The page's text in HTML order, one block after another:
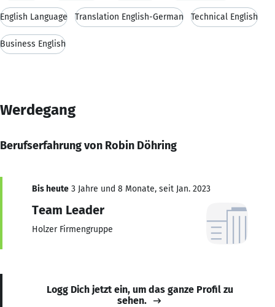
English Language Translation English-German Technical English
Business English
Werdegang
Berufserfahrung von Robin Döhring
Bis heute 3 Jahre und 8 Monate, seit Jan. 2023
Team Leader
Holzer Firmengruppe
Logg Dich jetzt ein, um das ganze Profil zu
sehen.